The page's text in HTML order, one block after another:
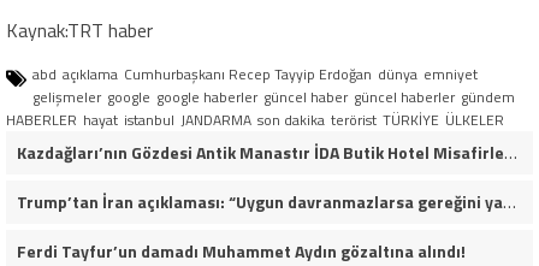
Kaynak:TRT haber
abd açıklama Cumhurbaşkanı Recep Tayyip Erdoğan dünya emniyet
gelişmeler google google haberler güncel haber güncel haberler gündem
HABERLER hayat istanbul JANDARMA son dakika terörist TÜRKİYE ÜLKELER
Kazdağları’nın Gözdesi Antik Manastır İDA Butik Hotel Misafirlerinden Tam Not Alıyor
Trump’tan İran açıklaması: “Uygun davranmazlarsa gereğini yaparım”
Ferdi Tayfur’un damadı Muhammet Aydın gözaltına alındı!